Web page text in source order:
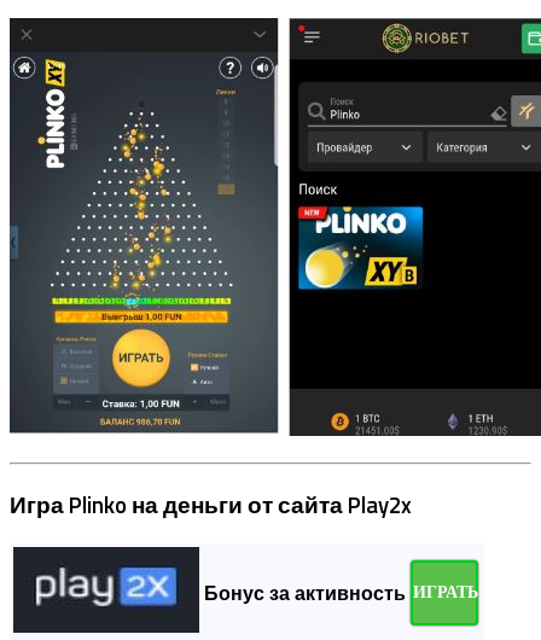
Игра Plinko на деньги от сайта Play2x
Бонус за активность ИГРАТЬ